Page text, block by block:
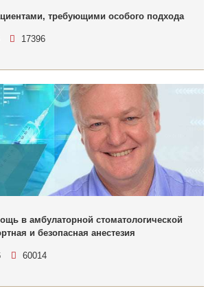
требующими особого подхода
17396
в амбулаторной стоматологической
и безопасная анестезия
60014